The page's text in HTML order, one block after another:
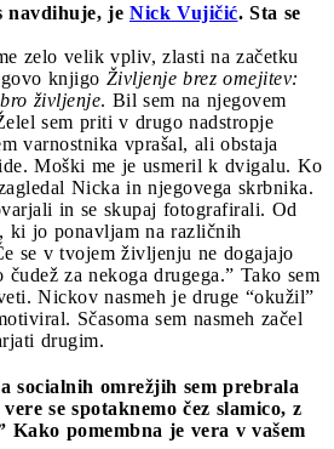
navdihuje, je Nick Vujičić. Sta se
zelo velik vpliv, zlasti na začetku
knjigo Življenje brez omejitev:
življenje. Bil sem na njegovem
sem priti v drugo nadstropje
varnostnika vprašal, ali obstaja
Moški me je usmeril k dvigalu. Ko
Nicka in njegovega skrbnika.
in se skupaj fotografirali. Od
ki jo ponavljam na različnih
se v tvojem življenju ne dogajajo
za nekoga drugega.” Tako sem
Nickov nasmeh je druge “okužil”
Sčasoma sem nasmeh začel
drugim.
socialnih omrežjih sem prebrala
se spotaknemo čez slamico, z
Kako pomembna je vera v vašem